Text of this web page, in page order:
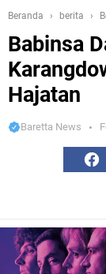
Beranda berita
Babinsa
Hajatan
Baretta News